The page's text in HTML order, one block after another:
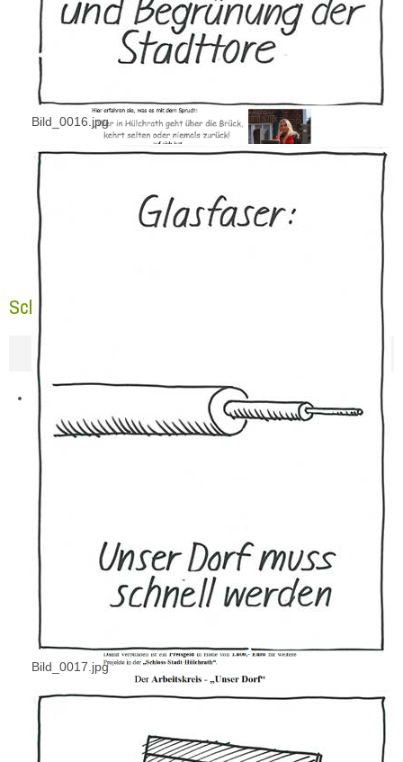
Bild_0016.jpg
Bild_0017.jpg
Schloss-Stadt-Hülchrath erhielt den Lohn!!!